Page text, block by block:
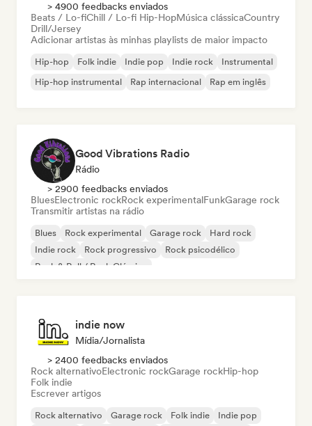
> 4900 feedbacks enviados
Beats / Lo-fiChill / Lo-fi Hip-HopMúsica clássicaCountry
Drill/Jersey
Adicionar artistas às minhas playlists de maior impacto
Hip-hop Folk indie Indie pop Indie rock
Instrumental
Hip-hop instrumental
Rap internacional Rap em inglês
Good Vibrations Radio
Rádio
> 2900 feedbacks enviados
BluesElectronic rockRock experimentalFunkGarage rock
Transmitir artistas na rádio
Blues Rock experimental Garage rock
Hard rock
Indie rock
Rock progressivo
Rock psicodélico
Rock & Roll / Rock Clássico
indie now
Mídia/Jornalista
> 2400 feedbacks enviados
Rock alternativoElectronic rockGarage rockHip-hop
Folk indie
Escrever artigos
Rock alternativo Garage rock Folk indie
Indie pop